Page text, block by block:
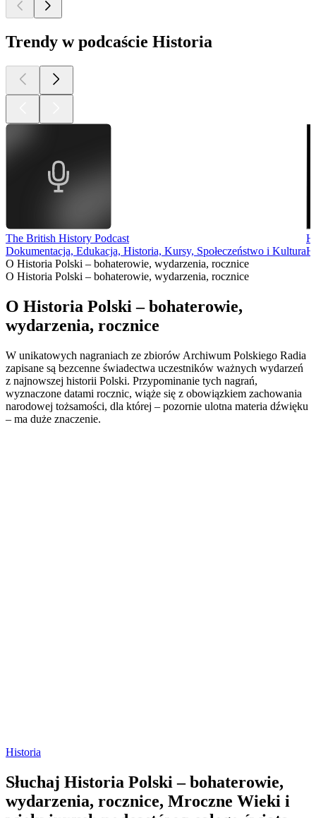
Trendy w podcaście Historia
The British History Podcast
Dokumentacja, Edukacja, Historia, Kursy, Społeczeństwo i Kultura
O Historia Polski – bohaterowie, wydarzenia, rocznice
O Historia Polski – bohaterowie, wydarzenia, rocznice
O Historia Polski – bohaterowie,
wydarzenia, rocznice
W unikatowych nagraniach ze zbiorów Archiwum Polskiego Radia
zapisane są bezcenne świadectwa uczestników ważnych wydarzeń
z najnowszej historii Polski. Przypominanie tych nagrań,
wyznaczone datami rocznic, wiąże się z obowiązkiem zachowania
narodowej tożsamości, dla której – pozornie ulotna materia dźwięku
– ma duże znaczenie.
Historia
Słuchaj Historia Polski – bohaterowie,
wydarzenia, rocznice, Mroczne Wieki i